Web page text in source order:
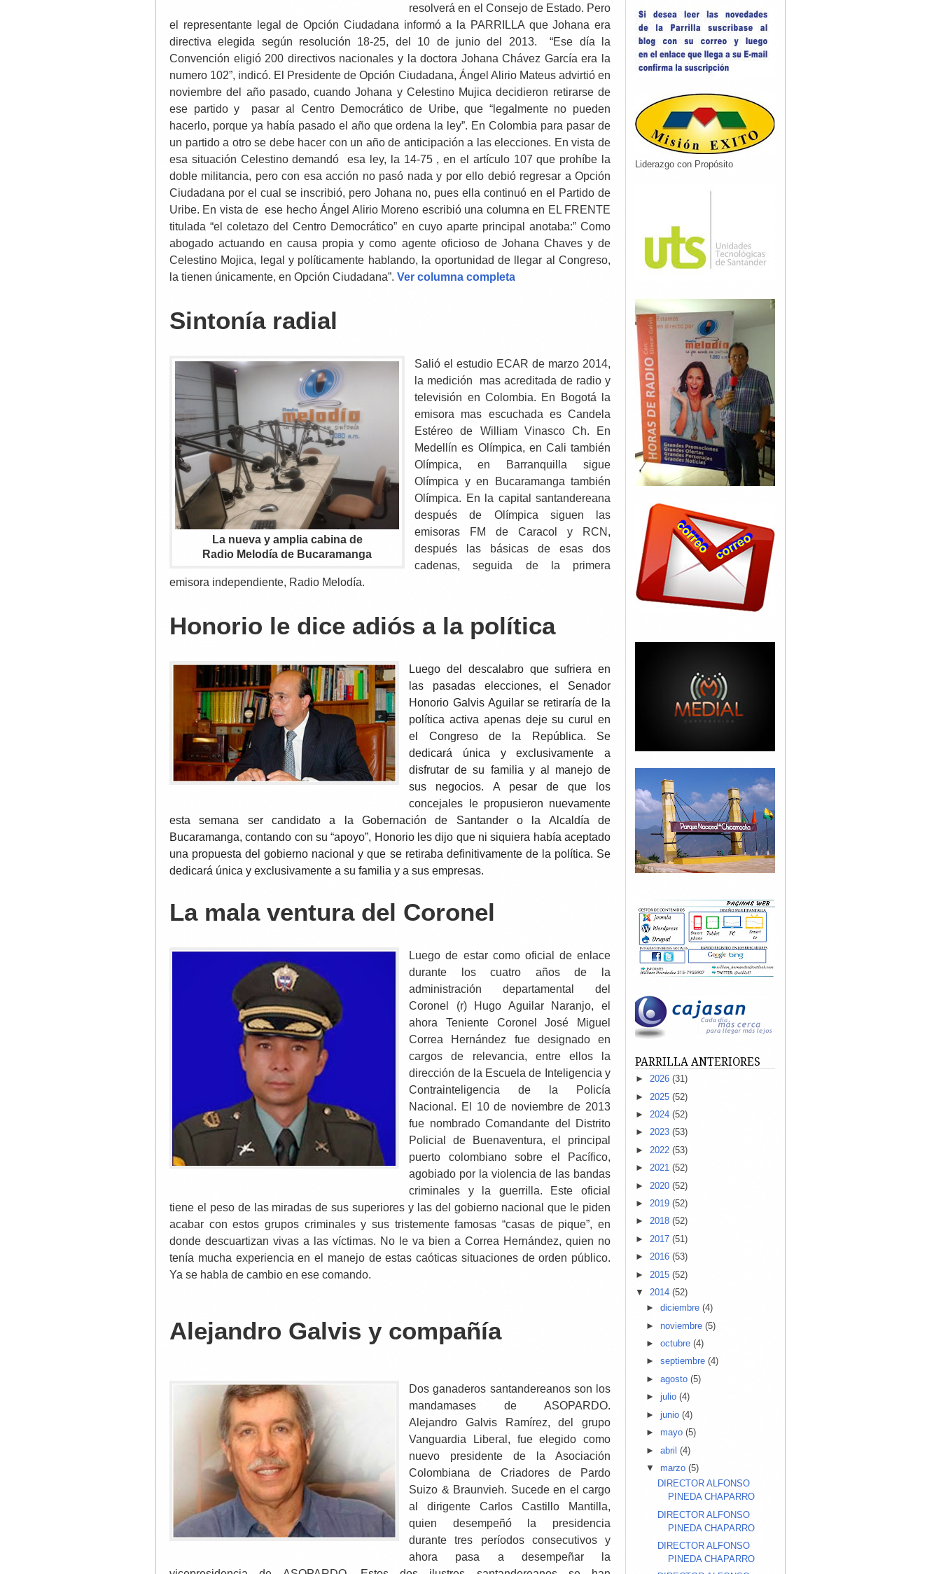
resolverá en el Consejo de Estado. Pero
el representante legal de Opción Ciudadana informó a la PARRILLA que Johana era
directiva elegida según resolución 18-25, del 10 de junio del 2013. “Ese día la
Convención eligió 200 directivos nacionales y la doctora Johana Chávez García era la
numero 102”, indicó. El Presidente de Opción Ciudadana, Ángel Alirio Mateus advirtió en
noviembre del año pasado, cuando Johana y Celestino Mujica decidieron retirarse de
ese partido y pasar al Centro Democrático de Uribe, que “legalmente no pueden
hacerlo, porque ya había pasado el año que ordena la ley”. En Colombia para pasar de
un partido a otro se debe hacer con un año de anticipación a las elecciones. En vista de
esa situación Celestino demandó esa ley, la 14-75 , en el artículo 107 que prohíbe la
doble militancia, pero con esa acción no pasó nada y por ello debió regresar a Opción
Ciudadana por el cual se inscribió, pero Johana no, pues ella continuó en el Partido de
Uribe. En vista de ese hecho Ángel Alirio Moreno escribió una columna en EL FRENTE
titulada “el coletazo del Centro Democrático” en cuyo aparte principal anotaba:”Como
abogado actuando en causa propia y como agente oficioso de Johana Chaves y de
Celestino Mojica, legal y políticamente hablando, la oportunidad de llegar al Congreso,
la tienen únicamente, en Opción Ciudadana”. Ver columna completa
Sintonía radial
La nueva y amplia cabina de
Radio Melodía de Bucaramanga
Salió el estudio ECAR de marzo 2014,
la medición mas acreditada de radio y
televisión en Colombia. En Bogotá la
emisora mas escuchada es Candela
Estéreo de William Vinasco Ch. En
Medellín es Olímpica, en Cali también
Olímpica, en Barranquilla sigue
Olímpica y en Bucaramanga también
Olímpica. En la capital santandereana
después de Olímpica siguen las
emisoras FM de Caracol y RCN,
después las básicas de esas dos
cadenas, seguida de la primera
emisora independiente, Radio Melodía.
Honorio le dice adiós a la política
Luego del descalabro que sufriera en
las pasadas elecciones, el Senador
Honorio Galvis Aguilar se retiraría de la
política activa apenas deje su curul en
el Congreso de la República. Se
dedicará única y exclusivamente a
disfrutar de su familia y al manejo de
sus negocios. A pesar de que los
concejales le propusieron nuevamente
esta semana ser candidato a la Gobernación de Santander o la Alcaldía de
Bucaramanga, contando con su “apoyo”, Honorio les dijo que ni siquiera había aceptado
una propuesta del gobierno nacional y que se retiraba definitivamente de la política. Se
dedicará única y exclusivamente a su familia y a sus empresas.
La mala ventura del Coronel
Luego de estar como oficial de enlace
durante los cuatro años de la
administración departamental del
Coronel (r) Hugo Aguilar Naranjo, el
ahora Teniente Coronel José Miguel
Correa Hernández fue designado en
cargos de relevancia, entre ellos la
dirección de la Escuela de Inteligencia y
Contrainteligencia de la Policía
Nacional. El 10 de noviembre de 2013
fue nombrado Comandante del Distrito
Policial de Buenaventura, el principal
puerto colombiano sobre el Pacífico,
agobiado por la violencia de las bandas
criminales y la guerrilla. Este oficial
tiene el peso de las miradas de sus superiores y las del gobierno nacional que le piden
acabar con estos grupos criminales y sus tristemente famosas “casas de pique”, en
donde descuartizan vivas a las víctimas. No le va bien a Correa Hernández, quien no
tenía mucha experiencia en el manejo de estas caóticas situaciones de orden público.
Ya se habla de cambio en ese comando.
Alejandro Galvis y compañía
Dos ganaderos santandereanos son los
mandamases de ASOPARDO.
Alejandro Galvis Ramírez, del grupo
Vanguardia Liberal, fue elegido como
nuevo presidente de la Asociación
Colombiana de Criadores de Pardo
Suizo & Braunvieh. Sucede en el cargo
al dirigente Carlos Castillo Mantilla,
quien desempeñó la presidencia
durante tres períodos consecutivos y
ahora pasa a desempeñar la
Liderazgo con Propósito
PARRILLA ANTERIORES
► 2026 (31)
► 2025 (52)
► 2024 (52)
► 2023 (53)
► 2022 (53)
► 2021 (52)
► 2020 (52)
► 2019 (52)
► 2018 (52)
► 2017 (51)
► 2016 (53)
► 2015 (52)
▼ 2014 (52)
►diciembre (4)
►noviembre (5)
►octubre (4)
►septiembre (4)
►agosto (5)
►julio (4)
►junio (4)
►mayo (5)
►abril (4)
▼marzo (5)
DIRECTOR ALFONSO
PINEDA CHAPARRO
DIRECTOR ALFONSO
PINEDA CHAPARRO
DIRECTOR ALFONSO
PINEDA CHAPARRO